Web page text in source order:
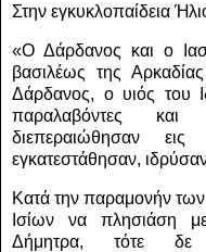
Στην εγκυκλοπαίδεια
«Ο Δάρδανος και ο
βασιλέως της
Δάρδανος, ο υιός του
παραλαβόντες
διεπεραιώθησαν
εγκατεστάθησαν,
Κατά την παραμονήν
Ισίων να πλησιάση
Δήμητρα, τότε